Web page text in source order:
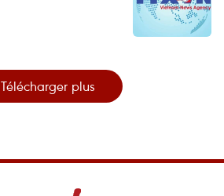
Télécharger plus